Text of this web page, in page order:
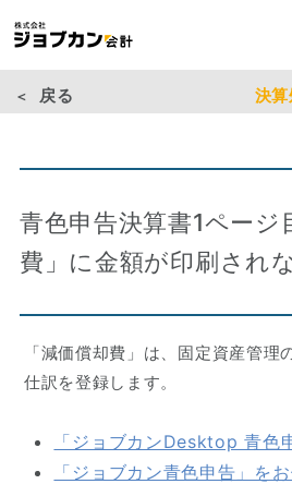
戻る 決
青色申告決算書1ページ
費」に金額が印刷されな
「減価償却費」は、固定資産管理
仕訳を登録します。
「ジョブカンDesktop 青色
「ジョブカン青色申告」を